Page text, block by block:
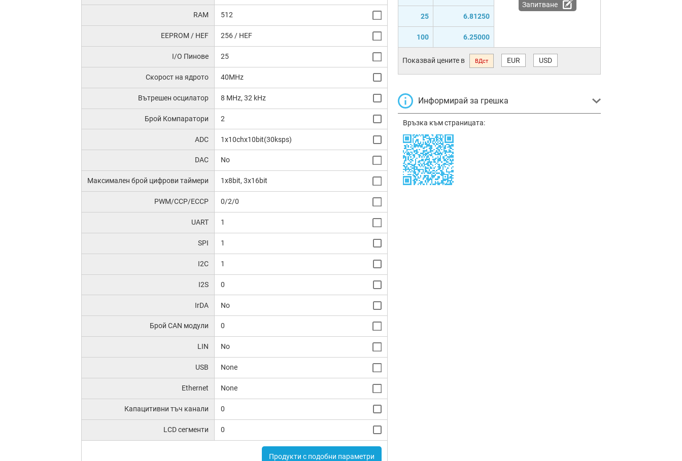
RAM 512
EEPROM / HEF 256 / HEF
I/O Пинове 25
Скорост на ядрото 40MHz
Вътрешен осцилатор 8 MHz, 32 kHz
Брой Компаратори 2
ADC 1x10chx10bit(30ksps)
DAC No
Максимален брой цифрови таймери 1x8bit, 3x16bit
PWM/CCP/ECCP 0/2/0
UART 1
SPI 1
I2C 1
I2S 0
IrDA No
Брой CAN модули 0
LIN No
USB None
Ethernet None
Капацитивни тъч канали 0
LCD сегменти 0
Продукти с подобни параметри
25 6.81250
100 6.25000
Запитване
Показвай цените в ВДст EUR USD
Информирай за грешка
Връзка към страницата: